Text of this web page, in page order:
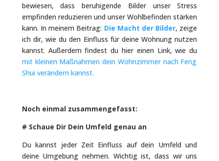
bewiesen, dass beruhigende Bilder unser Stress
empfinden reduzieren und unser Wohlbefinden stärken
kann. In meinem Beitrag: Die Macht der Bilder, zeige
ich dir, wie du den Einfluss für deine Wohnung nutzen
kannst. Außerdem findest du hier einen Link, wie du
mit kleinen Maßnahmen dein Wohnzimmer nach Feng
Shui verändern kannst.
Noch einmal zusammengefasst:
# Schaue Dir Dein Umfeld genau an
Du kannst jeder Zeit Einfluss auf dein Umfeld und
deine Umgebung nehmen. Wichtig ist, dass wir uns